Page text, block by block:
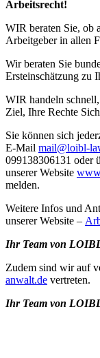
Arbeitsrecht!
WIR beraten Sie, ob
Arbeitgeber in allen
Wir beraten Sie
Ersteinschätzung zu
WIR handeln
Ziel, Ihre Rechte
Sie können sich
E-Mail mail@loibl-
099138306131 oder
unserer Website
melden.
Weitere Infos und
unserer Website –
Ihr Team von
Zudem sind wir auf
anwalt.de vertreten.
Ihr Team von